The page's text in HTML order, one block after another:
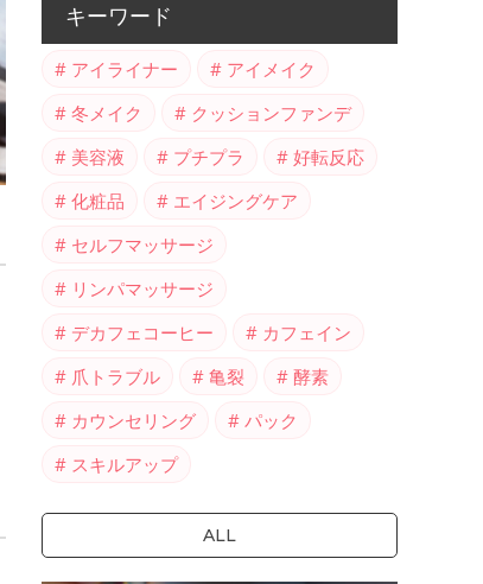
キーワード
アイライナー
アイメイク
冬メイク
クッションファンデ
美容液
プチプラ
好転反応
化粧品
エイジングケア
セルフマッサージ
リンパマッサージ
デカフェコーヒー
カフェイン
爪トラブル
亀裂
酵素
カウンセリング
パック
スキルアップ
ALL